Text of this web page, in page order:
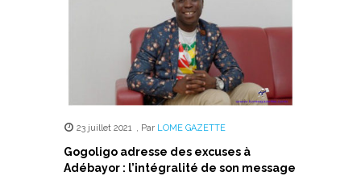
23 juillet 2021 , Par LOME GAZETTE
Gogoligo adresse des excuses à
Adébayor : l’intégralité de son message